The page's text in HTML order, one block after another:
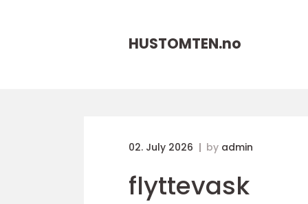
HUSTOMTEN.no
02. July 2026 by admin
flyttevask